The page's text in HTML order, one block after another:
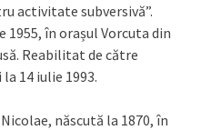
activitate subversivă”.
1955, în orașul Vorcuta din
Reabilitat de către
14 iulie 1993.
născută la 1870, în